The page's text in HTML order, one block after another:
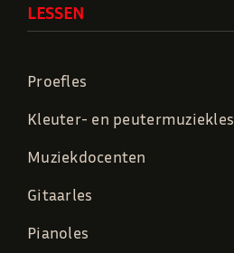
LESSEN
Proefles
Kleuter- en peutermuziekles
Muziekdocenten
Gitaarles
Pianoles